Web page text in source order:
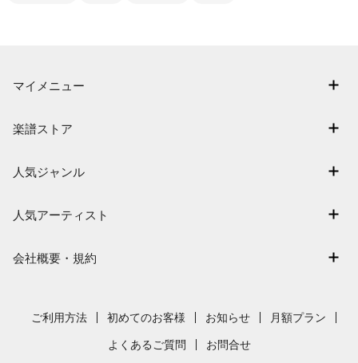
マイメニュー
退会はこちら
楽譜ストア
難易度別に探す
まもなく配信
人気ジャンル
保育
発表会
人気アーティスト
新沢としひこ
会社概要・規約
採用情報
ご利用方法 初めてのお客様 お知らせ 月額プラン
よくあるご質問 お問合せ